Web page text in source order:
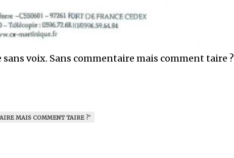
sans voix. Sans commentaire mais comment taire ?
MAIS COMMENT TAIRE ?'